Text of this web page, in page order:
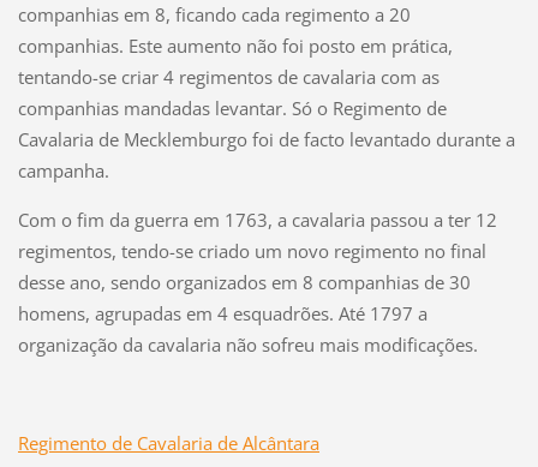
companhias em 8, ficando cada regimento a 20
companhias. Este aumento não foi posto em prática,
tentando-se criar 4 regimentos de cavalaria com as
companhias mandadas levantar. Só o Regimento de
Cavalaria de Mecklemburgo foi de facto levantado durante a
campanha.
Com o fim da guerra em 1763, a cavalaria passou a ter 12
regimentos, tendo-se criado um novo regimento no final
desse ano, sendo organizados em 8 companhias de 30
homens, agrupadas em 4 esquadrões. Até 1797 a
organização da cavalaria não sofreu mais modificações.
Regimento de Cavalaria de Alcântara